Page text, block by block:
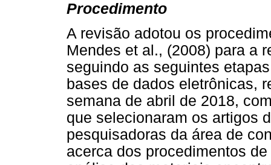
Procedimento
A revisão adotou os
Mendes et al., (2008) para a
seguindo as seguintes
bases de dados eletrônicas,
semana de abril de 2018,
que selecionaram os artigos
pesquisadoras da área de
acerca dos procedimentos